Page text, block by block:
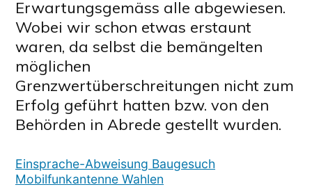
Erwartungsgemäss alle abgewiesen.
Wobei wir schon etwas erstaunt
waren, da selbst die bemängelten
möglichen
Grenzwertüberschreitungen nicht zum
Erfolg geführt hatten bzw. von den
Behörden in Abrede gestellt wurden.
Einsprache-Abweisung Baugesuch
Mobilfunkantenne Wahlen